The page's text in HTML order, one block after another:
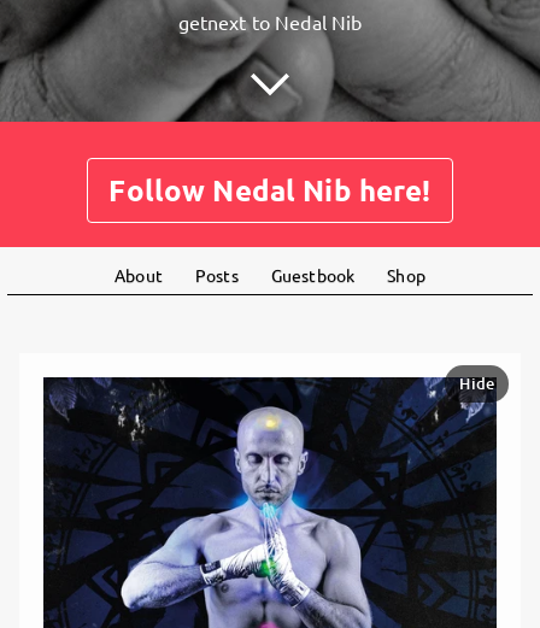
getnext to Nedal Nib
Follow Nedal Nib here!
About Posts Guestbook Shop
Hide